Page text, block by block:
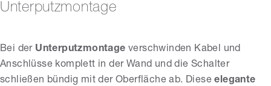
Unterputzmontage
Bei der Unterputzmontage verschwinden Kabel und
Anschlüsse komplett in der Wand und die Schalter
schließen bündig mit der Oberfläche ab. Dieseelegante